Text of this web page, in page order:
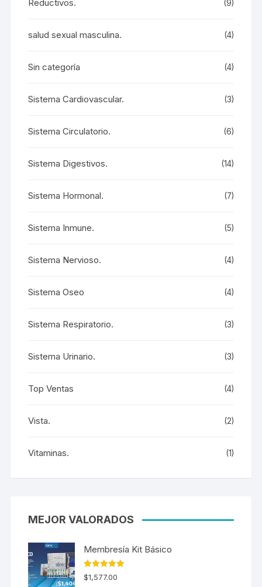
Reductivos. (9)
salud sexual masculina. (4)
Sin categoría (4)
Sistema Cardiovascular. (3)
Sistema Circulatorio. (6)
Sistema Digestivos. (14)
Sistema Hormonal. (7)
Sistema Inmune. (5)
Sistema Nervioso. (4)
Sistema Oseo (4)
Sistema Respiratorio. (3)
Sistema Urinario. (3)
Top Ventas (4)
Vista. (2)
Vitaminas. (1)
MEJOR VALORADOS
Membresía Kit Básico
Valorado en
5.00 de 5
$1,577.00